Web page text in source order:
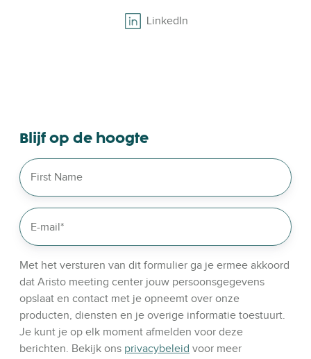
LinkedIn
r
i
n
e
d
i
n
Blijf op de hoogte
Met het versturen van dit formulier ga je ermee akkoord
dat Aristo meeting center jouw persoonsgegevens
opslaat en contact met je opneemt over onze
producten, diensten en je overige informatie toestuurt.
Je kunt je op elk moment afmelden voor deze
berichten. Bekijk ons privacybeleid voor meer